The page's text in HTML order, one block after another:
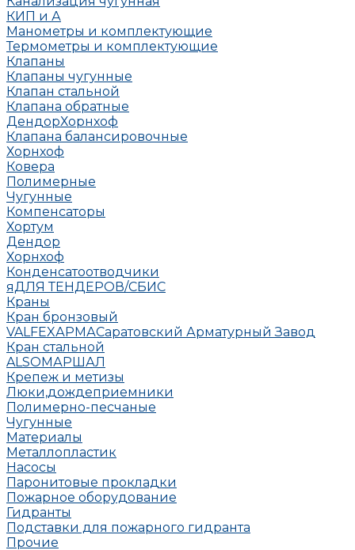
КИП и А
Манометры и комплектующие
Термометры и комплектующие
Клапаны
Клапаны чугунные
Клапан стальной
Клапана обратные
ДендорХорнхоф
Клапана балансировочные
Хорнхоф
Ковера
Полимерные
Чугунные
Компенсаторы
Хортум
Дендор
Хорнхоф
Конденсатоотводчики
яДЛЯ ТЕНДЕРОВ/СБИС
Краны
Кран бронзовый
VALFEXАРМАСаратовский Арматурный Завод
Кран стальной
ALSO МАРШАЛ
Крепеж и метизы
Люки,дождеприемники
Полимерно-песчаные
Чугунные
Материалы
Металлопластик
Насосы
Паронитовые прокладки
Пожарное оборудование
Гидранты
Подставки для пожарного гидранта
Прочие